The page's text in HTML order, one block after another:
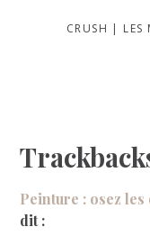
NEXT
CRUSH | LES
Reader
Peinture : osez
dit :